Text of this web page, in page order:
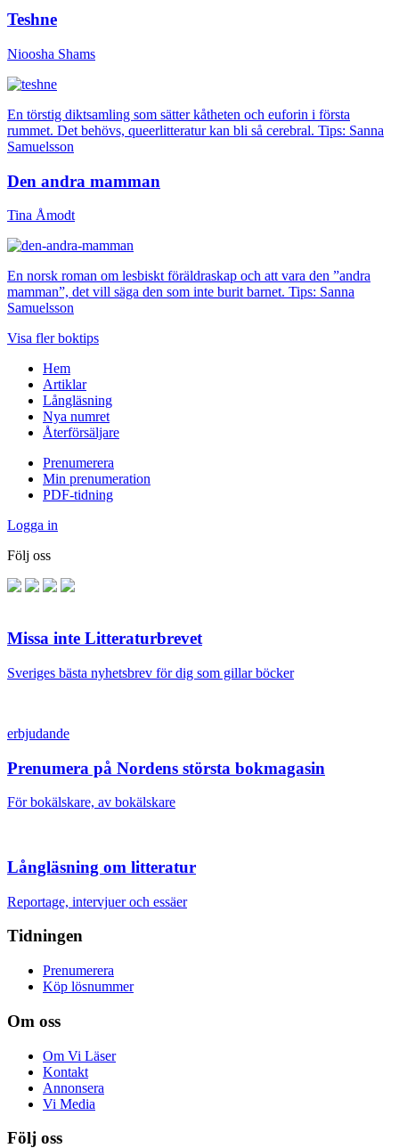
Teshne
Nioosha Shams
En törstig diktsamling som sätter kåtheten och euforin i första
rummet. Det behövs, queerlitteratur kan bli så cerebral. Tips: Sanna
Samuelsson
Den andra mamman
Tina Åmodt
En norsk roman om lesbiskt föräldraskap och att vara den ”andra
mamman”, det vill säga den som inte burit barnet. Tips: Sanna
Samuelsson
Visa fler boktips
Hem
Artiklar
Långläsning
Nya numret
Återförsäljare
Prenumerera
Min prenumeration
PDF-tidning
Logga in
Följ oss
Missa inte Litteraturbrevet
Sveriges bästa nyhetsbrev för dig som gillar böcker
erbjudande
Prenumera på Nordens största bokmagasin
För bokälskare, av bokälskare
Långläsning om litteratur
Reportage, intervjuer och essäer
Tidningen
Prenumerera
Köp lösnummer
Om oss
Om Vi Läser
Kontakt
Annonsera
Vi Media
Följ oss